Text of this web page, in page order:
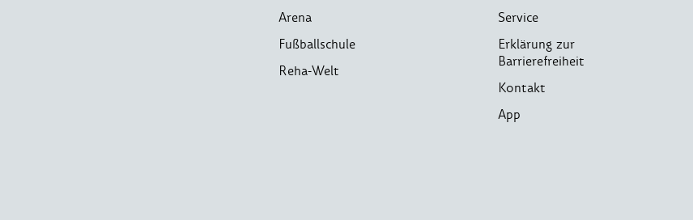
Arena
Fußballschule
Reha-Welt
Service
Erklärung zur
Barrierefreiheit
Kontakt
App